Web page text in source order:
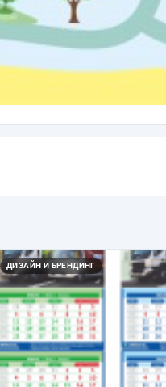
ДИЗАЙН И БРЕНДИНГ